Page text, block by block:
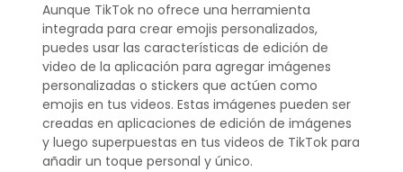
Aunque TikTok no ofrece una herramienta
integrada para crear emojis personalizados,
puedes usar las características de edición de
video de la aplicación para agregar imágenes
personalizadas o stickers que actúen como
emojis en tus videos. Estas imágenes pueden ser
creadas en aplicaciones de edición de imágenes
y luego superpuestas en tus videos de TikTok para
añadir un toque personal y único.